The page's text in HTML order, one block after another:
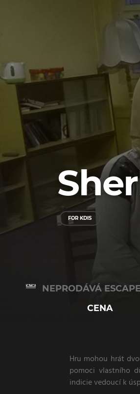
FOR KDIS
NEPRODÁVÁ
CENA
Hru mohou hrát
pomoci vlastního
indicie vedoucí k